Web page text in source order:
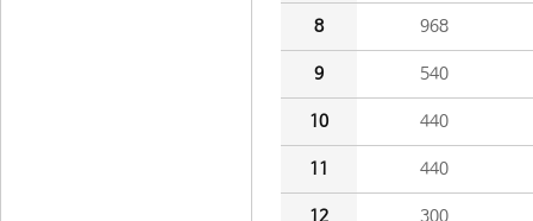
8 968
9 540
10 440
11 440
12 300